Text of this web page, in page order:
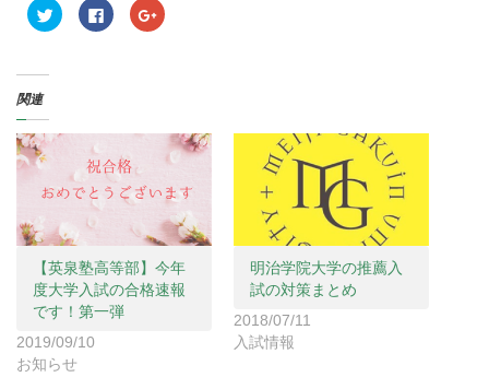
ク
リ
t
t
共
新
し
い
ウ
ィ
ン
ド
ウ
で
開
き
ま
F
a
共
す
る
に
は
ク
し
て
く
だ
さ
い
ク
リ
g
共
有
(
新
し
い
ウ
ィ
ン
関連
【英泉塾高等部】今年
度大学入試の合格速報
です！第一弾
2019/09/10
お知らせ
明治学院大学の推薦入
試の対策まとめ
2018/07/11
入試情報